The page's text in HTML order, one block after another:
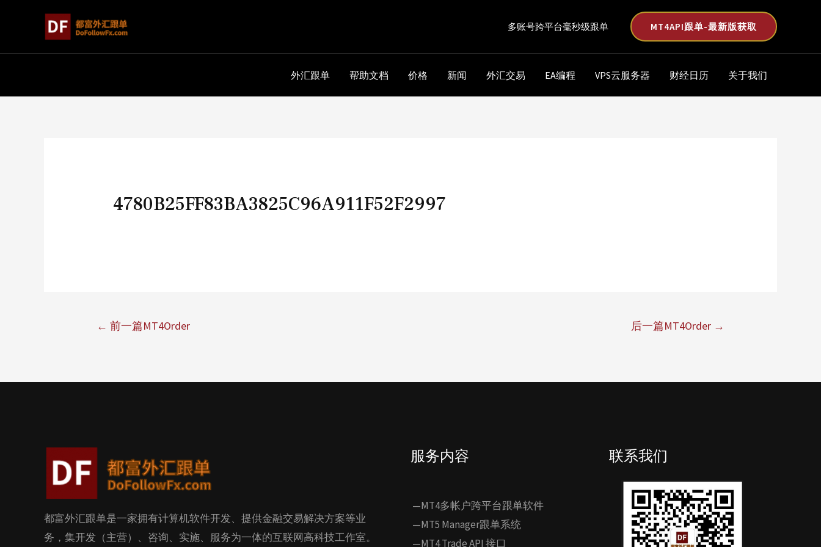
多账号跨平台毫秒级跟单 MT4API跟单-最新版获取
外汇跟单 帮助文档 价格 新闻 外汇交易 EA编程 VPS云服务器 财经日历 关于我们
4780B25FF83BA3825C96A911F52F2997
← 前一篇MT4Order 后一篇MT4Order →
都富外汇跟单是一家拥有计算机软件开发、提供金融交易解决方案等业
务，集开发（主营）、咨询、实施、服务为一体的互联网高科技工作室。
服务内容
—MT4多帐户跨平台跟单软件
—MT5 Manager跟单系统
—MT4 Trade API 接口
联系我们